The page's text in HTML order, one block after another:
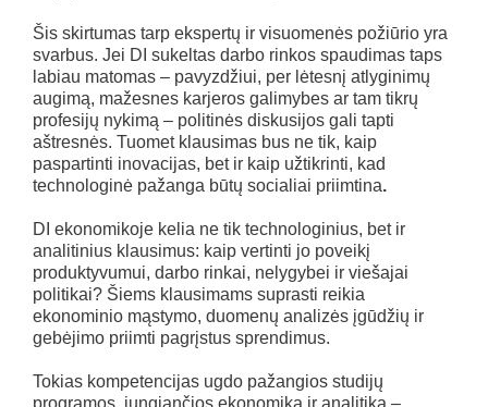
Šis skirtumas tarp ekspertų ir visuomenės požiūrio yra
svarbus. Jei DI sukeltas darbo rinkos spaudimas taps
labiau matomas – pavyzdžiui, per lėtesnį atlyginimų
augimą, mažesnes karjeros galimybes ar tam tikrų
profesijų nykimą – politinės diskusijos gali tapti
aštresnės. Tuomet klausimas bus ne tik, kaip
paspartinti inovacijas, bet ir kaip užtikrinti, kad
technologinė pažanga būtų socialiai priimtina.
DI ekonomikoje kelia ne tik technologinius, bet ir
analitinius klausimus: kaip vertinti jo poveikį
produktyvumui, darbo rinkai, nelygybei ir viešajai
politikai? Šiems klausimams suprasti reikia
ekonominio mąstymo, duomenų analizės įgūdžių ir
gebėjimo priimti pagrįstus sprendimus.
Tokias kompetencijas ugdo pažangios studijų
programos, jungiančios ekonomiką ir analitiką –